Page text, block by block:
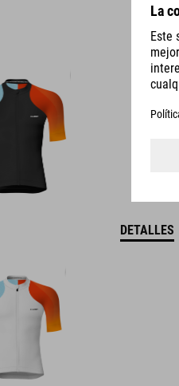
DETALLES